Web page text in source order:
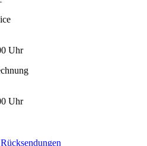
Uhr
Uhr